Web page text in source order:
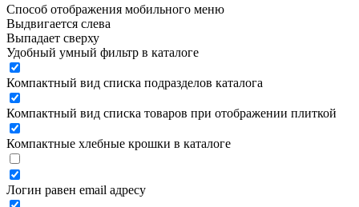
Способ отображения мобильного меню
Выдвигается слева
Выпадает сверху
Удобный умный фильтр в каталоге
Компактный вид списка подразделов каталога
Компактный вид списка товаров при отображении плиткой
Компактные хлебные крошки в каталоге
Логин равен email адресу